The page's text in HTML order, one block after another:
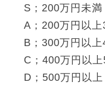
S；200万円未満
A；200万円以
B；300万円以
C；400万円以
D；500万円以上